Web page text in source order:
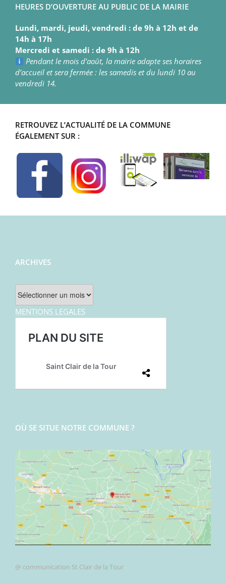
HEURES D’OUVERTURE AU PUBLIC DE LA MAIRIE
Lundi, mardi, jeudi, vendredi : de 9h à 12h et de
14h à 17h
Mercredi et samedi : de 9h à 12h
Pendant le mois d’août, la mairie adapte ses horaires
d’accueil et sera fermée : les samedis et du lundi 10 au
vendredi 14.
RETROUVEZ L’ACTUALITÉ DE LA COMMUNE
ÉGALEMENT SUR :
ARCHIVES
Archives
MENTIONS LEGALES
OÙ SE SITUE NOTRE COMMUNE ?
@ communication St Clair de la Tour